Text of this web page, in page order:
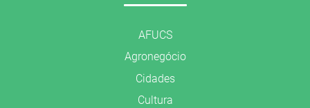
AFUCS
Agronegócio
Cidades
Cultura